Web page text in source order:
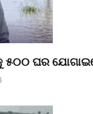
୫୦୦ ଘର